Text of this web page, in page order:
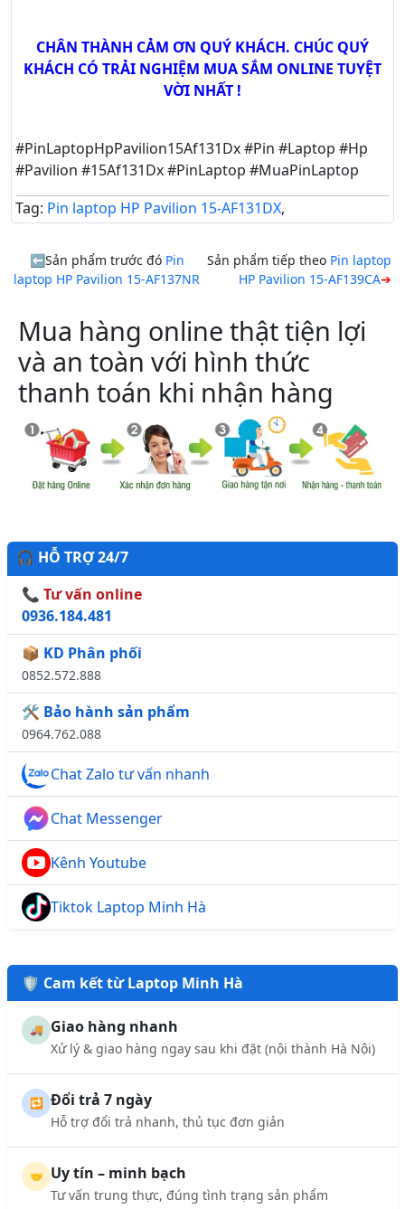
CHÂN THÀNH CẢM ƠN QUÝ KHÁCH. CHÚC QUÝ
KHÁCH CÓ TRẢI NGHIỆM MUA SẮM ONLINE TUYỆT
VỜI NHẤT !
#PinLaptopHpPavilion15Af131Dx #Pin #Laptop #Hp
#Pavilion #15Af131Dx #PinLaptop #MuaPinLaptop
Tag: Pin laptop HP Pavilion 15-AF131DX,
Sản phẩm trước đó Pin
laptop HP Pavilion 15-AF137NR
Sản phẩm tiếp theo Pin laptop
HP Pavilion 15-AF139CA
Mua hàng online thật tiện lợi
và an toàn với hình thức
thanh toán khi nhận hàng
🎧 HỖ TRỢ 24/7
📞 Tư vấn online
0936.184.481
📦 KD Phân phối
0852.572.888
🛠️ Bảo hành sản phẩm
0964.762.088
Chat Zalo tư vấn nhanh
Chat Messenger
Kênh Youtube
Tiktok Laptop Minh Hà
🛡️ Cam kết từ Laptop Minh Hà
🚚 Giao hàng nhanh
Xử lý & giao hàng ngay sau khi đặt (nội thành Hà Nội)
🔁 Đổi trả 7 ngày
Hỗ trợ đổi trả nhanh, thủ tục đơn giản
🤝 Uy tín – minh bạch
Tư vấn trung thực, đúng tình trạng sản phẩm